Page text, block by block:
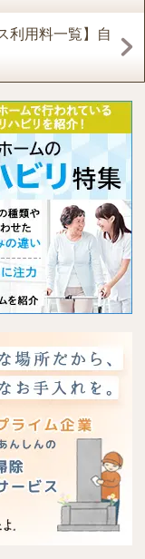
利用料一覧】自